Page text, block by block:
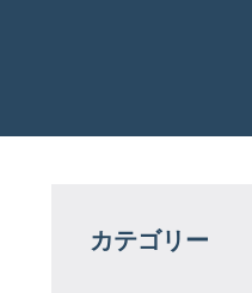
カテゴリー